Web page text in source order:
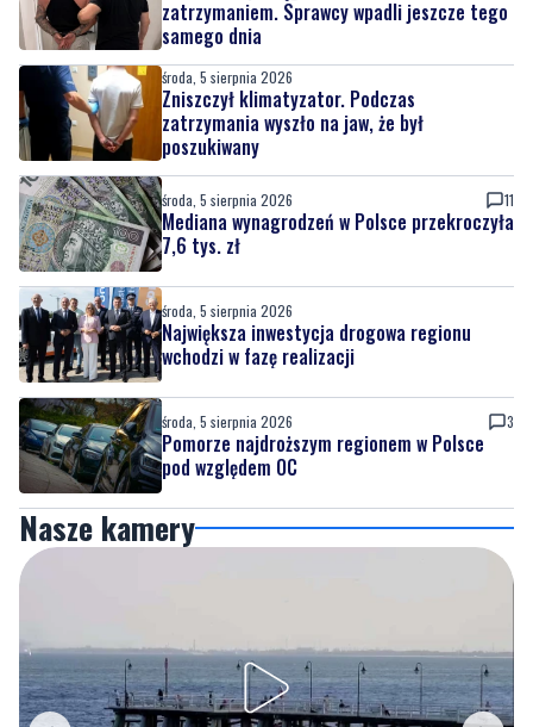
zatrzymaniem. Sprawcy wpadli jeszcze tego
samego dnia
środa, 5 sierpnia 2026
Zniszczył klimatyzator. Podczas
zatrzymania wyszło na jaw, że był
poszukiwany
środa, 5 sierpnia 2026 11
Mediana wynagrodzeń w Polsce przekroczyła
7,6 tys. zł
środa, 5 sierpnia 2026
Największa inwestycja drogowa regionu
wchodzi w fazę realizacji
środa, 5 sierpnia 2026 3
Pomorze najdroższym regionem w Polsce
pod względem OC
Nasze kamery